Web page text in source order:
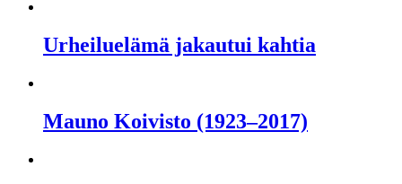
Urheiluelämä jakautui kahtia
Mauno Koivisto (1923–2017)